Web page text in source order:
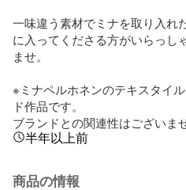
一味違う素材でミナを取り入れ
に入ってくださる方がいらっし
ませ。
※ミナペルホネンのテキスタイ
ド作品です。
ブランドとの関連性はございませ
半年以上前
商品の情報